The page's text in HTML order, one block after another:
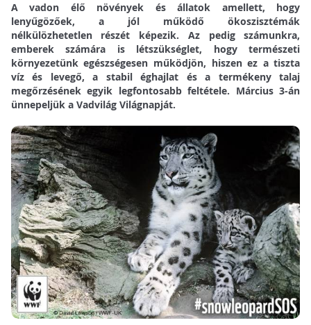
A vadon élő növények és állatok amellett, hogy
lenyűgözőek, a jól működő ökoszisztémák
nélkülözhetetlen részét képezik. Az pedig számunkra,
emberek számára is létszükséglet, hogy természeti
környezetünk egészségesen működjön, hiszen ez a tiszta
víz és levegő, a stabil éghajlat és a termékeny talaj
megőrzésének egyik legfontosabb feltétele. Március 3-án
ünnepeljük a Vadvilág Világnapját.